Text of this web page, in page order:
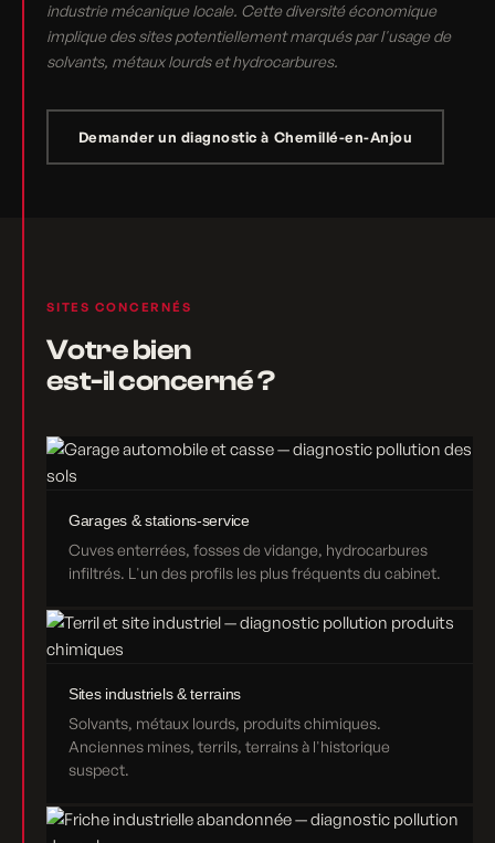
industrie mécanique locale. Cette diversité économique
implique des sites potentiellement marqués par l'usage de
solvants, métaux lourds et hydrocarbures.
Demander un diagnostic à Chemillé-en-Anjou
SITES CONCERNÉS
Votre bien
est-il concerné ?
Garages & stations-service
Cuves enterrées, fosses de vidange, hydrocarbures
infiltrés. L'un des profils les plus fréquents du cabinet.
Sites industriels & terrains
Solvants, métaux lourds, produits chimiques.
Anciennes mines, terrils, terrains à l'historique
suspect.